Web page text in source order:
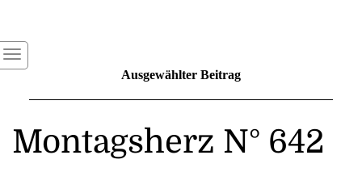
Ausgewählter Beitrag
Montagsherz N° 642